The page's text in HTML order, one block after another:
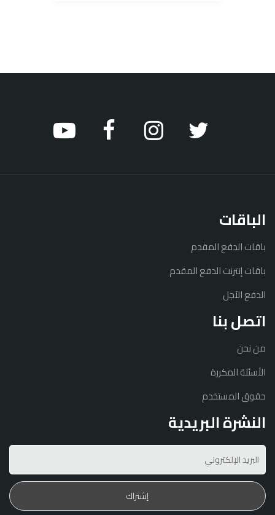
الباقات
باقات الدفع المقدم
باقات إنترنت الدفع المقدم
الدفع الآجل
اتصل بنا
من نحن
الأسئلة المكررة
حقوق المستخدم
النشرة البريدية